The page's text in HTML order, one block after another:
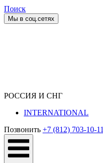
Поиск
Мы в соц.сетях
РОССИЯ И СНГ
INTERNATIONAL
Позвонить +7 (812) 703-10-11